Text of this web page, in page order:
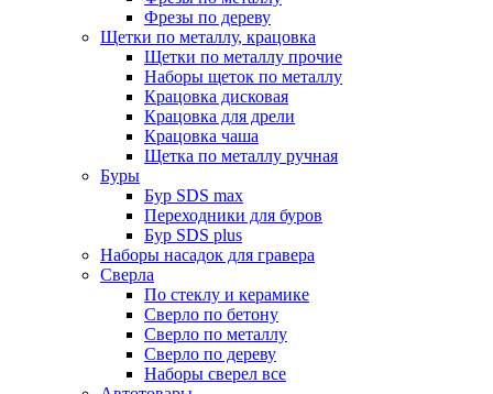
Фрезы по дереву
Щетки по металлу, крацовка
Щетки по металлу прочие
Наборы щеток по металлу
Крацовка дисковая
Крацовка для дрели
Крацовка чаша
Щетка по металлу ручная
Буры
Бур SDS max
Переходники для буров
Бур SDS plus
Наборы насадок для гравера
Сверла
По стеклу и керамике
Сверло по бетону
Сверло по металлу
Сверло по дереву
Наборы сверел все